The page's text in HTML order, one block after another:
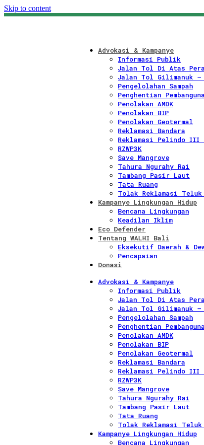
Skip to content
Advokasi & Kampanye
Informasi Publik
Jalan Tol Di Atas
Jalan Tol Gilimanuk –
Pengelolahan Sampah
Penghentian
Penolakan AMDK
Penolakan BIP
Penolakan Geotermal
Reklamasi Bandara
Reklamasi Pelindo III
RZWP3K
Save Mangrove
Tahura Ngurahy Rai
Tambang Pasir Laut
Tata Ruang
Tolak Reklamasi Teluk
Kampanye Lingkungan Hidup
Bencana Lingkungan
Keadilan Iklim
Eco Defender
Tentang WALHI Bali
Eksekutif Daerah &
Pencapaian
Donasi
Advokasi & Kampanye
Informasi Publik
Jalan Tol Di Atas
Jalan Tol Gilimanuk –
Pengelolahan Sampah
Penghentian
Penolakan AMDK
Penolakan BIP
Penolakan Geotermal
Reklamasi Bandara
Reklamasi Pelindo III
RZWP3K
Save Mangrove
Tahura Ngurahy Rai
Tambang Pasir Laut
Tata Ruang
Tolak Reklamasi Teluk
Kampanye Lingkungan Hidup
Bencana Lingkungan